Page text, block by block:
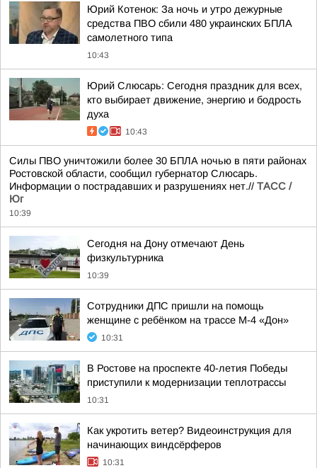
Юрий Котенок: За ночь и утро дежурные
средства ПВО сбили 480 украинских БПЛА
самолетного типа
10:43
Юрий Слюсарь: Сегодня праздник для всех,
кто выбирает движение, энергию и бодрость
духа
10:43
Силы ПВО уничтожили более 30 БПЛА ночью в пяти районах
Ростовской области, сообщил губернатор Слюсарь.
Информации о пострадавших и разрушениях нет.// ТАСС /
Юг
10:39
Сегодня на Дону отмечают День
физкультурника
10:39
Сотрудники ДПС пришли на помощь
женщине с ребёнком на трассе М-4 «Дон»
10:31
В Ростове на проспекте 40-летия Победы
приступили к модернизации теплотрассы
10:31
Как укротить ветер? Видеоинструкция для
начинающих виндсёрферов
10:31